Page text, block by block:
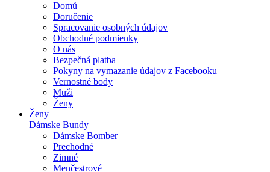
Domů
Doručenie
Spracovanie osobných údajov
Obchodné podmienky
O nás
Bezpečná platba
Pokyny na vymazanie údajov z Facebooku
Vernostné body
Muži
Ženy
Ženy
Dámske Bundy
Dámske Bomber
Prechodné
Zimné
Menčestrové